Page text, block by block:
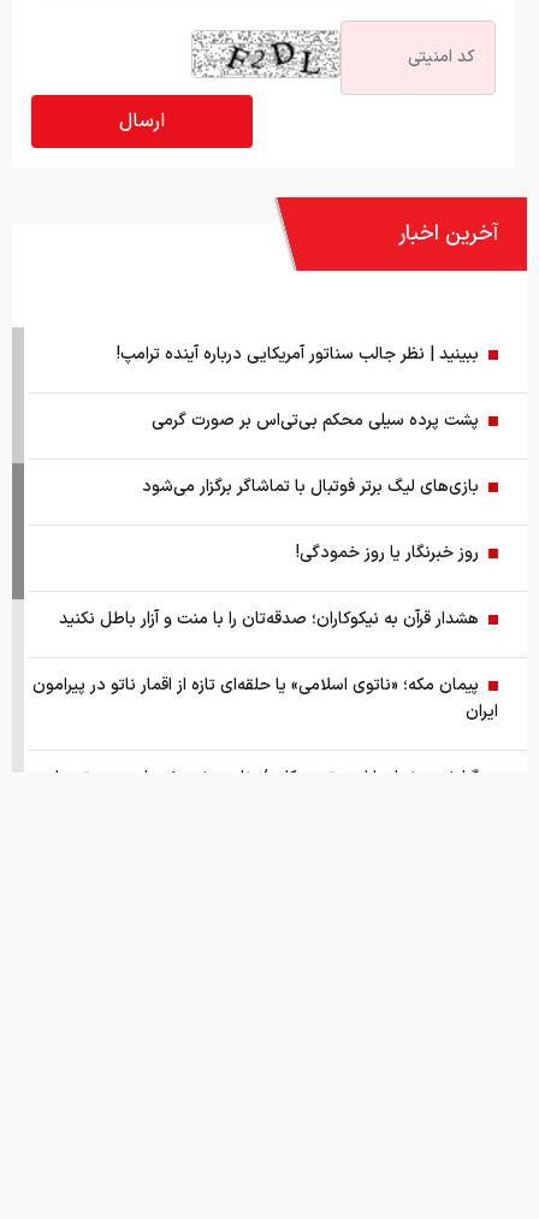
آخرین اخبار
ببینید | نظر جالب سناتور آمریکایی درباره آینده ترامپ!
پشت پرده سیلی محکم بی‌تی‌اس بر صورت گرمی
بازی‌های لیگ برتر فوتبال با تماشاگر برگزار می‌شود
روز خبرنگار یا روز خمودگی!
هشدار قرآن به نیکوکاران؛ صدقه‌تان را با منت و آزار باطل نکنید
پیمان مکه؛ «ناتوی اسلامی» یا حلقه‌ای تازه از اقمار ناتو در پیرامون
ایران
گزارش ویژه از بازار موتورسیکلت/ زنان بیشتر خریدار چه موتورهایی